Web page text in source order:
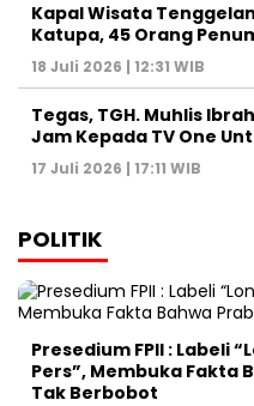
Kapal Wisata
Katupa, 45 Orang
18 Juli 2026 | 12:31 WIB
Tegas, TGH. Muhlis
Jam Kepada TV One
17 Juli 2026 | 17:11 WIB
POLITIK
Presedium FPII : Labeli
Pers”, Membuka Fakta
Tak Berbobot